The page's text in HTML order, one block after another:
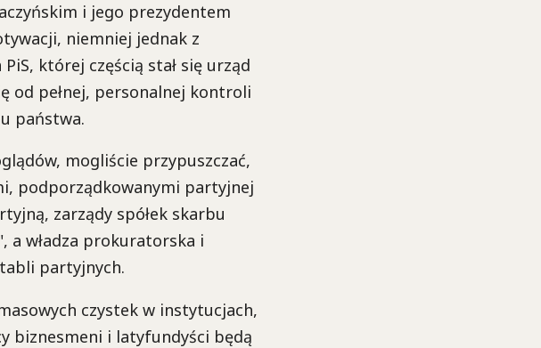
i jego prezydentem
niemniej jednak z
której częścią stał się urząd
od pełnej, personalnej kontroli
państwa.
mogliście przypuszczać,
podporządkowanymi partyjnej
zarządy spółek skarbu
a władza prokuratorska i
partyjnych.
czystek w instytucjach,
biznesmeni i latyfundyści będą